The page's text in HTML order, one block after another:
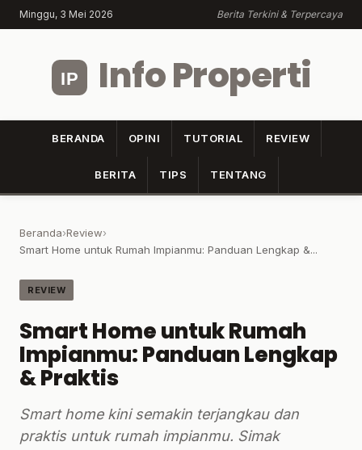
Minggu, 3 Mei 2026 Berita Terkini & Terpercaya
Info Properti
BERANDA OPINI TUTORIAL REVIEW
BERITA TIPS TENTANG
Beranda›Review›
Smart Home untuk Rumah Impianmu: Panduan Lengkap &...
REVIEW
Smart Home untuk Rumah
Impianmu: Panduan Lengkap
& Praktis
Smart home kini semakin terjangkau dan
praktis untuk rumah impianmu. Simak